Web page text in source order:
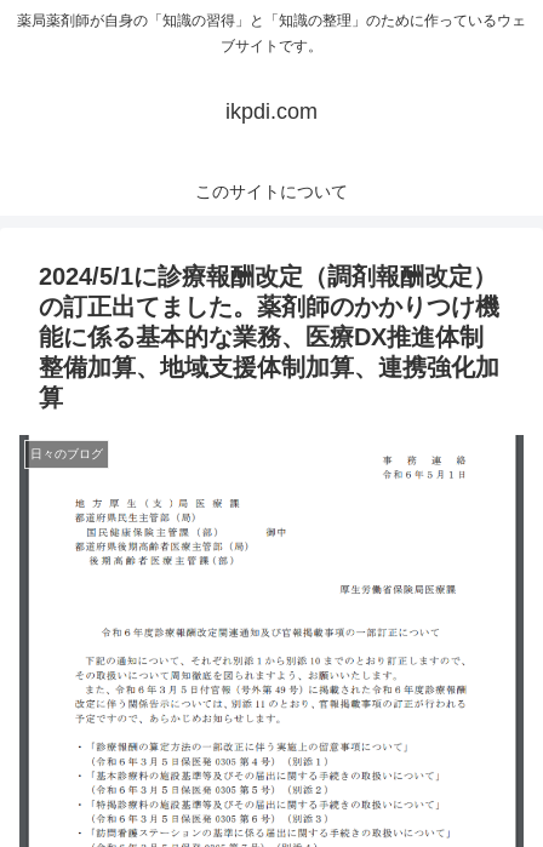
薬局薬剤師が自身の「知識の習得」と「知識の整理」のために作っているウェ
ブサイトです。
ikpdi.com
このサイトについて
2024/5/1に診療報酬改定（調剤報酬改定）
の訂正出てました。薬剤師のかかりつけ機
能に係る基本的な業務、医療DX推進体制
整備加算、地域支援体制加算、連携強化加
算
日々のブログ